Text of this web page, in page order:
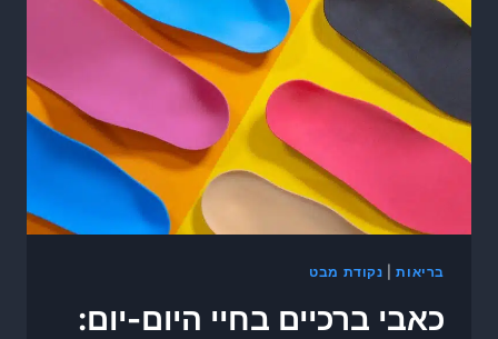
בריאות| נקודת מבט
כאבי ברכיים בחיי היום-יום: